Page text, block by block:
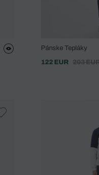
Pánske Tepláky
122 EUR
203